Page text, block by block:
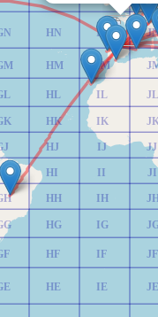
HE
HF
HG
HH
HI
HJ
HK
HL
HM
HN
IE
IF
IG
IH
II
IJ
IK
IL
IM
IN
JE
JF
JI
JJ
JL